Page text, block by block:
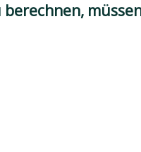
berechnen,